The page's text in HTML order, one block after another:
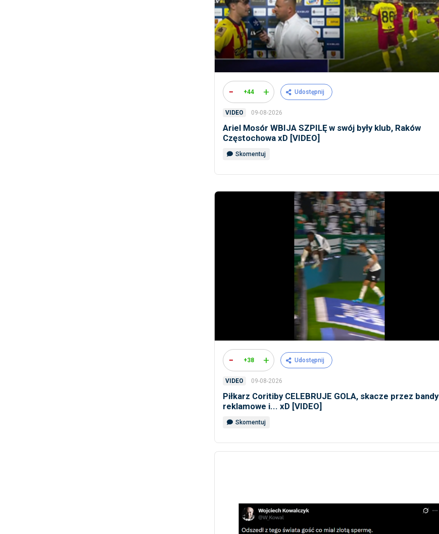
- +44 + Udostępnij
VIDEO 09-08-2026
Ariel Mosór WBIJA SZPILĘ w swój były klub, Raków
Częstochowa xD [VIDEO]
Skomentuj
- +38 + Udostępnij
VIDEO 09-08-2026
Piłkarz Coritiby CELEBRUJE GOLA, skacze przez bandy
reklamowe i... xD [VIDEO]
Skomentuj